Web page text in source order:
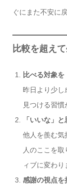
ぐにまた不安に
比較を超え
比べる対象
昨日より少し
見つける習慣
「いいな」
他人を羨む気
人のここを
ィブに変わり
感謝の視点を